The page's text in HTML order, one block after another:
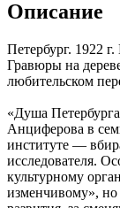
Описание
Петербург. 1922
Гравюры на
любительском
«Душа
Анциферова в
институте —
исследователя.
культурному
изменчивому»,